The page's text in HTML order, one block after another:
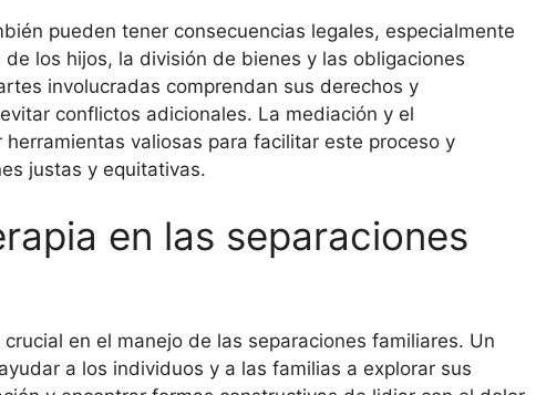
pueden tener consecuencias legales, especialmente
los hijos, la división de bienes y las obligaciones
involucradas comprendan sus derechos y
conflictos adicionales. La mediación y el
valiosas para facilitar este proceso y
justas y equitativas.
en las separaciones
en el manejo de las separaciones familiares. Un
a los individuos y a las familias a explorar sus